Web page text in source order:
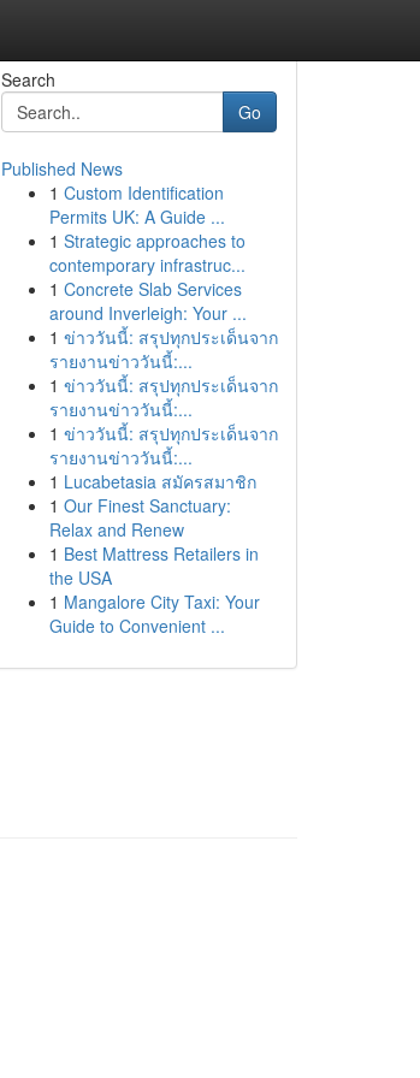
Search
Go
Published News
1 Custom Identification
Permits UK: A Guide ...
1 Strategic approaches to
contemporary infrastruc...
1 Concrete Slab Services
around Inverleigh: Your ...
1 ข่าววันนี้: สรุปทุกประเด็นจาก
รายงานข่าววันนี้:...
1 ข่าววันนี้: สรุปทุกประเด็นจาก
รายงานข่าววันนี้:...
1 ข่าววันนี้: สรุปทุกประเด็นจาก
รายงานข่าววันนี้:...
1 Lucabetasia สมัครสมาชิก
1 Our Finest Sanctuary:
Relax and Renew
1 Best Mattress Retailers in
the USA
1 Mangalore City Taxi: Your
Guide to Convenient ...